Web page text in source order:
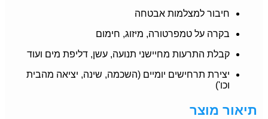
חיבור למצלמות אבטחה
בקרה על טמפרטורה, מיזוג, חימום
קבלת התרעות מחיישני תנועה, עשן, דליפת מים ועוד
יצירת תרחישים יומיים (השכמה, שינה, יציאה מהבית
וכו')
תיאור מוצר